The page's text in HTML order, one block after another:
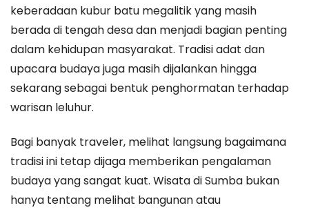
keberadaan kubur batu megalitik yang masih
berada di tengah desa dan menjadi bagian penting
dalam kehidupan masyarakat. Tradisi adat dan
upacara budaya juga masih dijalankan hingga
sekarang sebagai bentuk penghormatan terhadap
warisan leluhur.
Bagi banyak traveler, melihat langsung bagaimana
tradisi ini tetap dijaga memberikan pengalaman
budaya yang sangat kuat. Wisata di Sumba bukan
hanya tentang melihat bangunan atau